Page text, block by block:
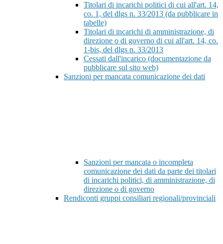
Titolari di incarichi politici di cui all'art. 14,
co. 1, del dlgs n. 33/2013 (da pubblicare in
tabelle)
Titolari di incarichi di amministrazione, di
direzione o di governo di cui all'art. 14, co.
1-bis, del dlgs n. 33/2013
Cessati dall'incarico (documentazione da
pubblicare sul sito web)
Sanzioni per mancata comunicazione dei dati
Sanzioni per mancata o incompleta
comunicazione dei dati da parte dei titolari
di incarichi politici, di amministrazione, di
direzione o di governo
Rendiconti gruppi consiliari regionali/provinciali